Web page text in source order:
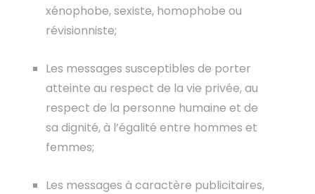
xénophobe, sexiste, homophobe ou
révisionniste;
Les messages susceptibles de porter
atteinte au respect de la vie privée, au
respect de la personne humaine et de
sa dignité, à l’égalité entre hommes et
femmes;
Les messages à caractère publicitaires,